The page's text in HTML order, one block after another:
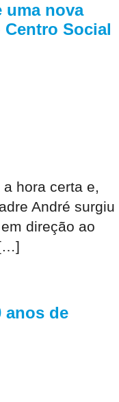
uma nova
Social
hora certa e,
André surgiu
direção ao
anos de